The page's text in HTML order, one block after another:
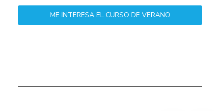
ME INTERESA EL CURSO DE VERANO